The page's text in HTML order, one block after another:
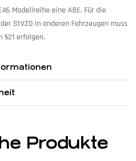
Modellreihe eine ABE. Für die
StVZO in anderen Fahrzeugen muss
§21 erfolgen.
Produkte